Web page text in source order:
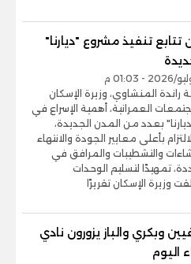
تتابع تنفيذ مشروع "ديارنا"
المنشاوي، وزيرة الإسكان
العمرانية، أهمية الإسراع في
بعدد من المدن الجديدة،
بأعلى معايير الجودة والانتهاء
والتشطيبات والمرافق في
تمهيدًا لتسليم الوحدات
وزيرة الإسكان تقريرًا
وبكري والباز يزورون نادي
اليوم